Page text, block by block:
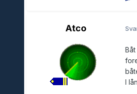
Atco
I